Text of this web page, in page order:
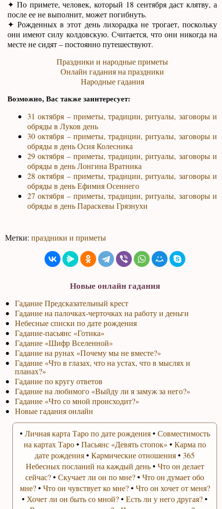
✦ По примете, человек, который 18 сентября даст клятву, а
после ее не выполнит, может погибнуть.
✦ Рожденных в этот день лихорадка не трогает, поскольку
они имеют силу колдовскую. Считается, что они никогда на
месте не сидят – постоянно путешествуют.
Праздники и народные приметы
Онлайн гадания на праздники
Народные гадания
Возможно, Вас также заинтересует:
31 октября – приметы, традиции, ритуалы, заговоры и
обряды в Луков день
30 октября – приметы, традиции, ритуалы, заговоры и
обряды в день Осия Колесника
29 октября – приметы, традиции, ритуалы, заговоры и
обряды в день Лонгина Вратника
28 октября – приметы, традиции, ритуалы, заговоры и
обряды в день Ефимия Осеннего
27 октября – приметы, традиции, ритуалы, заговоры и
обряды в день Параскевы Грязнухи
Метки:праздники и приметы
Новые онлайн гадания
Гадание Предсказательный крест
Гадание на палочках-черточках на работу и деньги
Небесные списки по дате рождения
Гадание-пасьянс «Готика»
Гадание «Шифр Вселенной»
Гадание на рунах «Почему мы не вместе?»
Гадание «Что в глазах, что на устах, что в мыслях и
планах?»
Гадание по кругу ответов
Гадание на любимого «Выйду ли я замуж за него?»
Гадание «Что со мной происходит?»
Новые гадания онлайн
• Личная карта Таро по дате рождения• Совместимость
на картах Таро• Пасьянс «Девять стопок» • Карма по
дате рождения•Кармические отношения•365
Небесных посланий на каждый день• Что он делает
сейчас?•Скучает ли он по мне?•Что он думает обо
мне?• Что он чувствует ко мне?• Что он хочет от меня?
• Хочет ли он быть со мной?•Есть ли у него другая?•